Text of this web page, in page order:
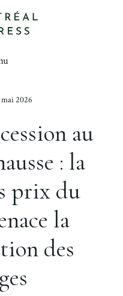
2026
au
: la
prix du
la
des